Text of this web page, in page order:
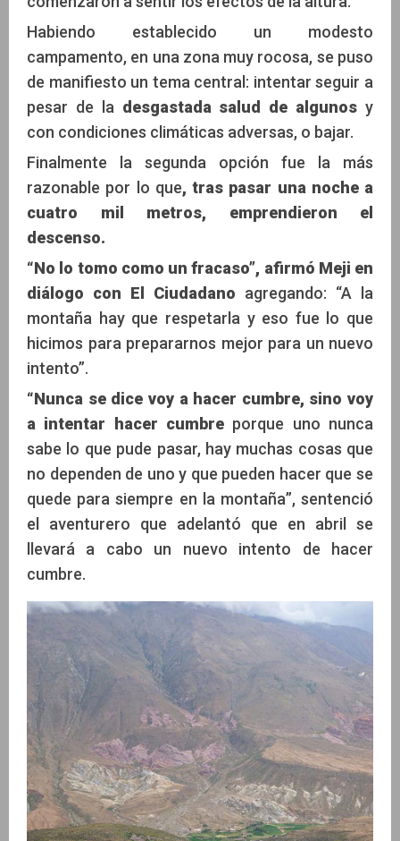
Habiendo establecido un modesto
campamento, en una zona muy rocosa, se puso
de manifiesto un tema central: intentar seguir a
pesar de la desgastada salud de algunosy
con condiciones climáticas adversas, o bajar.
Finalmente la segunda opción fue la más
razonable por lo que, tras pasar una noche a
cuatro mil metros, emprendieron el
descenso.
“No lo tomo como un fracaso”, afirmó Meji en
diálogo con El Ciudadano agregando: “A la
montaña hay que respetarla y eso fue lo que
hicimos para prepararnos mejor para un nuevo
intento”.
“Nunca se dice voy a hacer cumbre, sino voy
a intentar hacer cumbre porque uno nunca
sabe lo que pude pasar, hay muchas cosas que
no dependen de uno y que pueden hacer que se
quede para siempre en la montaña”, sentenció
el aventurero que adelantó que en abril se
llevará a cabo un nuevo intento de hacer
cumbre.